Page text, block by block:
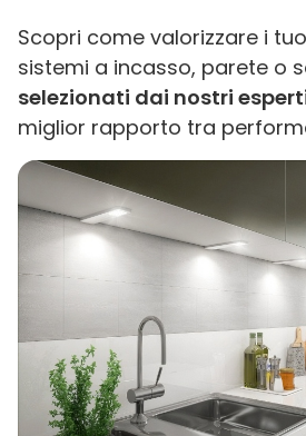
Scopri come valorizzare i
sistemi a incasso, parete o
selezionati dai nostri
miglior rapporto tra